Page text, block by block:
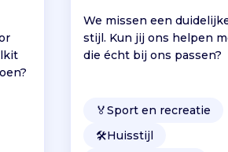
We missen een
stijl. Kun jij ons helpen
die écht bij ons passen?
🏅Sport en recreatie
🛠️Huisstijl